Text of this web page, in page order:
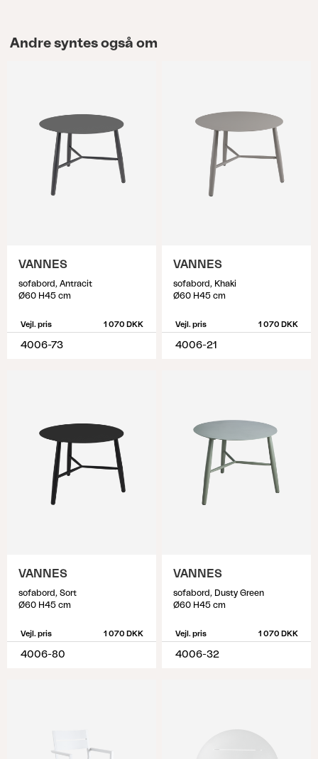
Andre syntes også om
VANNES
sofabord, Antracit
Ø60 H45 cm
Vejl. pris 1 070 DKK
4006-73
VANNES
sofabord, Khaki
Ø60 H45 cm
Vejl. pris 1 070 DKK
4006-21
VANNES
sofabord, Sort
Ø60 H45 cm
Vejl. pris 1 070 DKK
4006-80
VANNES
sofabord, Dusty Green
Ø60 H45 cm
Vejl. pris 1 070 DKK
4006-32